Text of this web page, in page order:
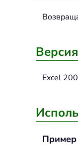
Версия
Excel
Пример